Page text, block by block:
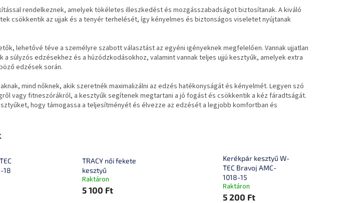
rendelkeznek, amelyek tökéletes illeszkedést és mozgásszabadságot biztosítanak. A kiváló
csökkentik az ujjak és a tenyér terhelését, így kényelmes és biztonságos viseletet nyújtanak
lehetővé téve a személyre szabott választást az egyéni igényeknek megfelelően. Vannak ujjatlan
a súlyzós edzésekhez és a húzódzkodásokhoz, valamint vannak teljes ujjú kesztyűk, amelyek extra
edzések során.
mind nőknek, akik szeretnék maximalizálni az edzés hatékonyságát és kényelmét. Legyen szó
vagy fitneszórákról, a kesztyűk segítenek megtartani a jó fogást és csökkentik a kéz fáradtságát.
hogy támogassa a teljesítményét és élvezze az edzését a legjobb komfortban és
18
TRACY női fekete
kesztyű
Raktáron
5 100 Ft
Kerékpár kesztyű W-
TEC Bravoj AMC-
1018-15
Raktáron
5 200 Ft